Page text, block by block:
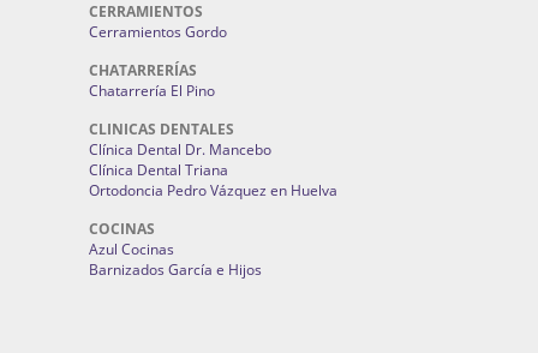
CERRAMIENTOS
Cerramientos Gordo
CHATARRERÍAS
Chatarrería El Pino
CLINICAS DENTALES
Clínica Dental Dr. Mancebo
Clínica Dental Triana
Ortodoncia Pedro Vázquez en Huelva
COCINAS
Azul Cocinas
Barnizados García e Hijos